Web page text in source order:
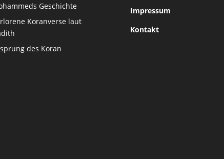
Geschichte
Koranverse laut
des Koran
Impressum
Kontakt